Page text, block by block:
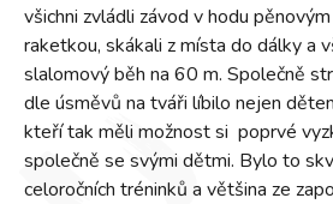
všichni zvládli závod v hodu
raketkou, skákali z místa do dálky a
slalomový běh na 60 m. Společně
dle úsměvů na tváři líbilo nejen
kteří tak měli možnost si poprvé
společně se svými dětmi. Bylo to
celoročních tréninků a většina ze